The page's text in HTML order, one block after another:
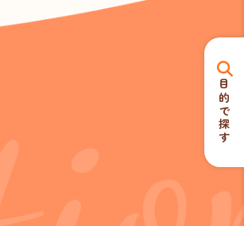
目的で探す